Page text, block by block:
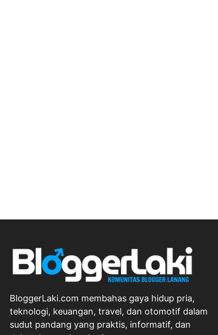
BloggerLaki.com membahas gaya hidup pria,
teknologi, keuangan, travel, dan otomotif dalam
sudut pandang yang praktis, informatif, dan